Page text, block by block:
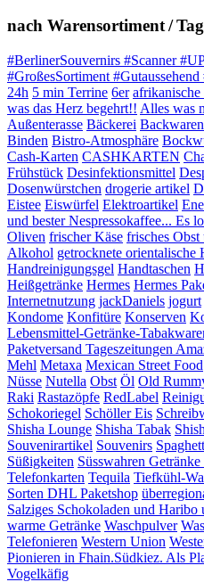
nach Warensortiment /
#BerlinerSouvernirs #Scanner
#GroßesSortiment
24h 5 min Terrine 6er
was das Herz begehrt!! Alles was
Außenterasse Bäckerei Backwaren
Binden Bistro-Atmosphäre
Cash-Karten CASHKARTEN
Frühstück Desinfektionsmittel
Dosenwürstchen drogerie artikel
Eistee Eiswürfel Elektroartikel
und bester Nespressokaffee... Es
Oliven frischer Käse frisches Obst
Alkohol getrocknete orientalische
Handreinigungsgel Handtaschen
Heißgetränke Hermes Hermes
Internetnutzung jackDaniels jogurt
Kondome Konfitüre Konserven
Lebensmittel-Getränke-
Paketversand Tageszeitungen
Mehl Metaxa Mexican Street Food
Nüsse Nutella Obst Öl Old
Raki Rastazöpfe RedLabel
Schokoriegel Schöller Eis
Shisha Lounge Shisha Tabak
Souvenirartikel Souvenirs
Süßigkeiten Süsswahren Getränke
Telefonkarten Tequila Tiefkühl-
Sorten DHL Paketshop
Salziges Schokoladen und
warme Getränke Waschpulver
Telefonieren Western Union
Pionieren in Fhain.Südkiez. Als
Vogelkäfig